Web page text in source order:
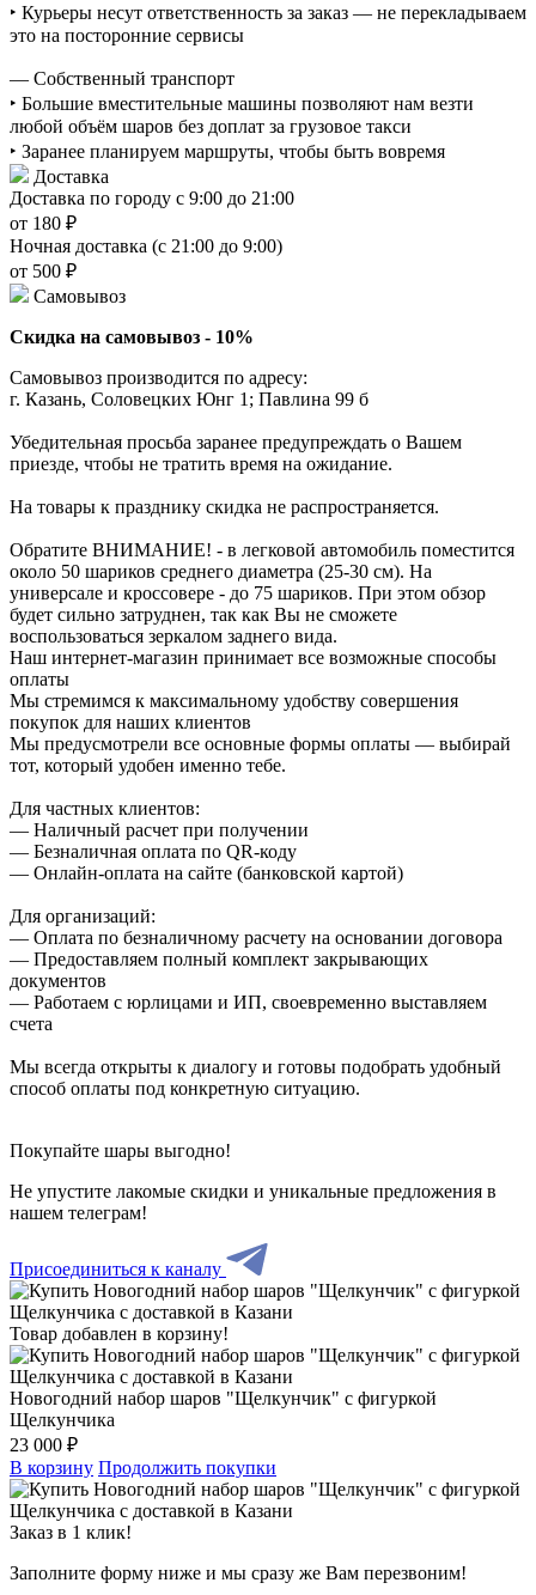
‣ Курьеры несут ответственность за заказ — не перекладываем
это на посторонние сервисы
— Собственный транспорт
‣ Большие вместительные машины позволяют нам везти
любой объём шаров без доплат за грузовое такси
‣ Заранее планируем маршруты, чтобы быть вовремя
Доставка
Доставка по городу с 9:00 до 21:00
от 180 ₽
Ночная доставка (с 21:00 до 9:00)
от 500 ₽
Самовывоз
Скидка на самовывоз - 10%
Самовывоз производится по адресу:
г. Казань, Соловецких Юнг 1; Павлина 99 б
Убедительная просьба заранее предупреждать о Вашем
приезде, чтобы не тратить время на ожидание.
На товары к празднику скидка не распространяется.
Обратите ВНИМАНИЕ! - в легковой автомобиль поместится
около 50 шариков среднего диаметра (25-30 см). На
универсале и кроссовере - до 75 шариков. При этом обзор
будет сильно затруднен, так как Вы не сможете
воспользоваться зеркалом заднего вида.
Наш интернет-магазин принимает все возможные способы
оплаты
Мы стремимся к максимальному удобству совершения
покупок для наших клиентов
Мы предусмотрели все основные формы оплаты — выбирай
тот, который удобен именно тебе.
Для частных клиентов:
— Наличный расчет при получении
— Безналичная оплата по QR-коду
— Онлайн-оплата на сайте (банковской картой)
Для организаций:
— Оплата по безналичному расчету на основании договора
— Предоставляем полный комплект закрывающих
документов
— Работаем с юрлицами и ИП, своевременно выставляем
счета
Мы всегда открыты к диалогу и готовы подобрать удобный
способ оплаты под конкретную ситуацию.
Покупайте шары выгодно!
Не упустите лакомые скидки и уникальные предложения в
нашем телеграм!
Присоединиться к каналу
Товар добавлен в корзину!
Новогодний набор шаров "Щелкунчик" с фигуркой
Щелкунчика
23 000 ₽
В корзину Продолжить покупки
Заказ в 1 клик!
Заполните форму ниже и мы сразу же Вам перезвоним!